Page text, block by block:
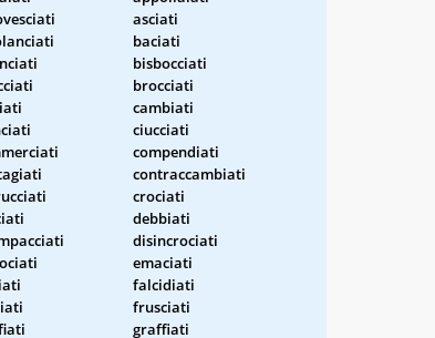
asciati
baciati
bisbocciati
brocciati
cambiati
ciucciati
compendiati
contraccambiati
crociati
debbiati
disincrociati
emaciati
falcidiati
frusciati
graffiati